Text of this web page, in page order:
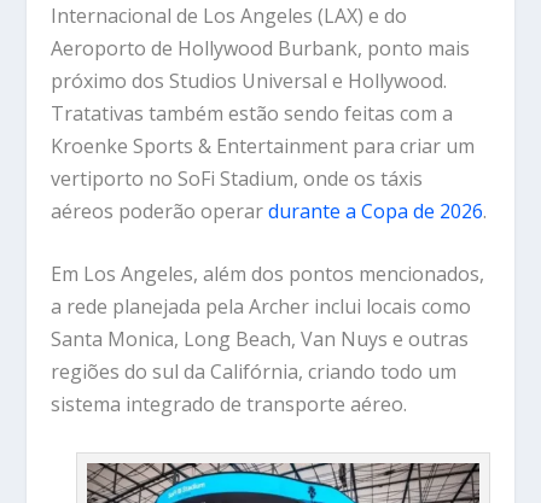
Internacional de Los Angeles (LAX) e do
Aeroporto de Hollywood Burbank, ponto mais
próximo dos Studios Universal e Hollywood.
Tratativas também estão sendo feitas com a
Kroenke Sports & Entertainment para criar um
vertiporto no SoFi Stadium, onde os táxis
aéreos poderão operardurante a Copa de 2026.
Em Los Angeles, além dos pontos mencionados,
a rede planejada pela Archer inclui locais como
Santa Monica, Long Beach, Van Nuys e outras
regiões do sul da Califórnia, criando todo um
sistema integrado de transporte aéreo.